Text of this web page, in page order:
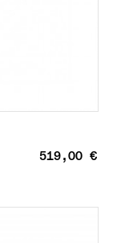
519,00 €